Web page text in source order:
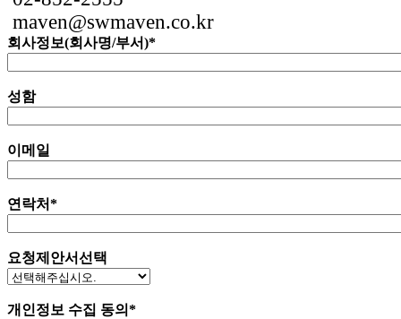
maven@swmaven.co.kr
회사정보(회사명/부서)*
성함
이메일
연락처*
요청제안서선택
개인정보 수집 동의 *